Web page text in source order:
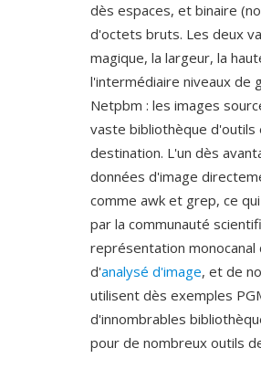
dès espaces, et binaire
d'octets bruts. Les deux
magique, la largeur, la
l'intermédiaire niveaux de
Netpbm : les images
vaste bibliothèque d'outils
destination. L'un dès
données d'image
comme awk et grep, ce
par la communauté
représentation
d'analysé d'image, et de
utilisent dès exemples
d'innombrables
pour de nombreux outils